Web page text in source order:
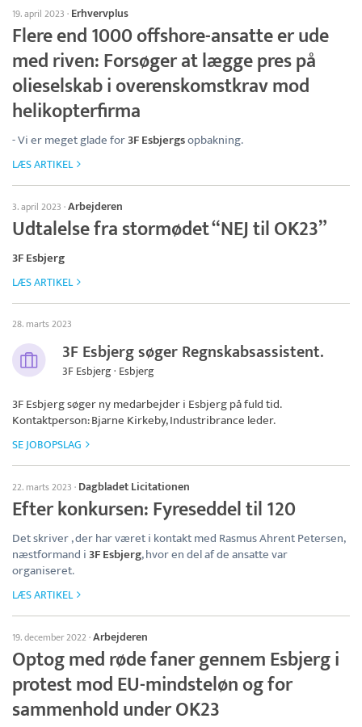
19. april 2023 · Erhvervplus
Flere end 1000 offshore-ansatte er ude
med riven: Forsøger at lægge pres på
olieselskab i overenskomstkrav mod
helikopterfirma
- Vi er meget glade for3F Esbjergsopbakning.
LÆS ARTIKEL
3. april 2023 ·Arbejderen
Udtalelse fra stormødet “NEJ til OK23”
3F Esbjerg
LÆS ARTIKEL
28. marts 2023
3F Esbjerg søger Regnskabsassistent.
3F Esbjerg · Esbjerg
3F Esbjergsøger ny medarbejder i Esbjerg på fuld tid.
Kontaktperson: Bjarne Kirkeby, Industribrance leder.
SE JOBOPSLAG
22. marts 2023 · Dagbladet Licitationen
Efter konkursen: Fyreseddel til 120
Det skriver , der har været i kontakt med Rasmus Ahrent Petersen,
næstformand i3F Esbjerg, hvor en del af de ansatte var
organiseret.
LÆS ARTIKEL
19. december 2022·Arbejderen
Optog med røde faner gennem Esbjerg i
protest mod EU-mindsteløn og for
sammenhold under OK23